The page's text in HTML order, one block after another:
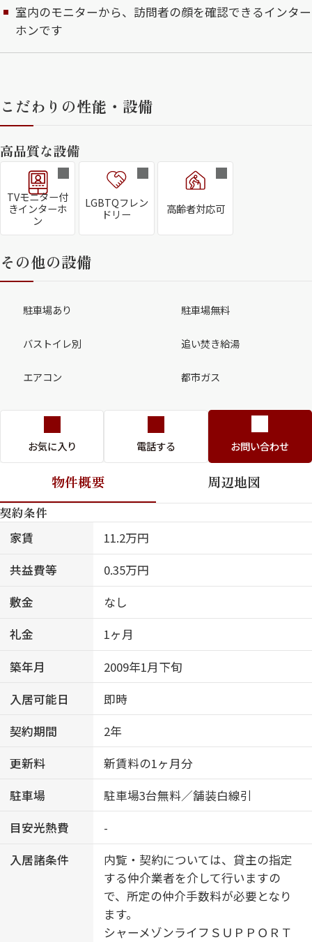
室内のモニターから、訪問者の顔を確認できるインター
ホンです
こだわりの性能・設備
高品質な設備
TVモニター付
きインターホ
ン
LGBTQフレン
ドリー
高齢者対応可
その他の設備
駐車場あり 駐車場無料
バストイレ別 追い焚き給湯
エアコン 都市ガス
お気に入り 電話する お問い合わせ
物件概要 周辺地図
契約条件
家賃
11.2万円
共益費等
0.35万円
敷金
なし
礼金
1ヶ月
築年月
2009年1月下旬
入居可能日
即時
契約期間
2年
更新料
新賃料の1ヶ月分
駐車場
駐車場3台無料／舗装白線引
目安光熱費
-
入居諸条件
内覧・契約については、貸主の指定
する仲介業者を介して行いますの
で、所定の仲介手数料が必要となり
ます。
シャーメゾンライフＳＵＰＰＯＲＴ